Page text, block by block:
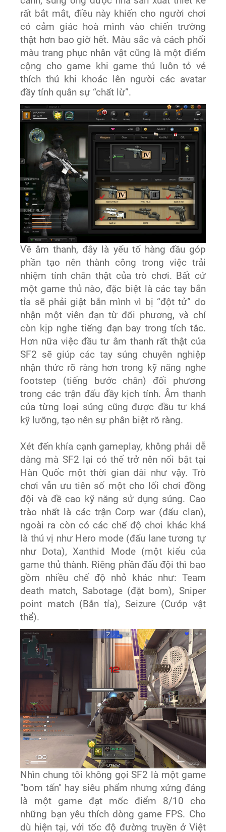
rất bắt mắt, điều này khiến cho người chơi
có cảm giác hoà mình vào chiến trường
thật hơn bao giờ hết. Màu sắc và cách phối
màu trang phục nhân vật cũng là một điểm
cộng cho game khi game thủ luôn tỏ vẻ
thích thú khi khoác lên người các avatar
đầy tính quân sự “chất lừ”.
Về âm thanh, đây là yếu tố hàng đầu góp
phần tạo nên thành công trong việc trải
nhiệm tính chân thật của trò chơi. Bất cứ
một game thủ nào, đặc biệt là các tay bắn
tỉa sẽ phải giật bắn mình vì bị “đột tử” do
nhận một viên đạn từ đối phương, và chỉ
còn kịp nghe tiếng đạn bay trong tích tắc.
Hơn nữa việc đầu tư âm thanh rất thật của
SF2 sẽ giúp các tay súng chuyên nghiệp
nhận thức rõ ràng hơn trong kỹ năng nghe
footstep (tiếng bước chân) đối phương
trong các trận đấu đầy kịch tính. Âm thanh
của từng loại súng cũng được đầu tư khá
kỹ lưỡng, tạo nên sự phân biệt rõ ràng.
Xét đến khía cạnh gameplay, không phải dễ
dàng mà SF2 lại có thể trở nên nổi bật tại
Hàn Quốc một thời gian dài như vậy. Trò
chơi vẫn ưu tiên số một cho lối chơi đồng
đội và đề cao kỹ năng sử dụng súng. Cao
trào nhất là các trận Corp war (đấu clan),
ngoài ra còn có các chế độ chơi khác khá
là thú vị như Hero mode (đấu lane tương tự
như Dota), Xanthid Mode (một kiểu của
game thủ thành. Riêng phần đấu đội thì bao
gồm nhiều chế độ nhỏ khác như: Team
death match, Sabotage (đặt bom), Sniper
point match (Bắn tỉa), Seizure (Cướp vật
thể).
Nhìn chung tôi không gọi SF2 là một game
"bom tấn" hay siêu phẩm nhưng xứng đáng
là một game đạt mốc điểm 8/10 cho
những bạn yêu thích dòng game FPS. Cho
dù hiện tại, với tốc độ đường truyền ở Việt